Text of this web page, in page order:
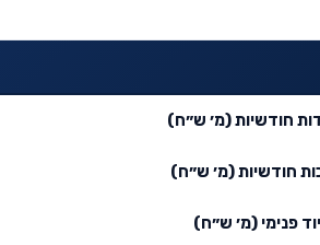
חודשיות (מ׳ ש״ח)
חודשיות (מ׳ ש״ח)
פנימי (מ׳ ש״ח)